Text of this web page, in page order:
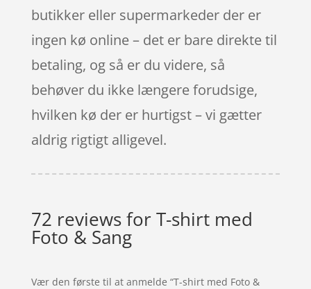
butikker eller supermarkeder der er
ingen kø online – det er bare direkte til
betaling, og så er du videre, så
behøver du ikke længere forudsige,
hvilken kø der er hurtigst – vi gætter
aldrig rigtigt alligevel.
72 reviews forT-shirt med
Foto & Sang
Vær den første til at anmelde “T-shirt med Foto &